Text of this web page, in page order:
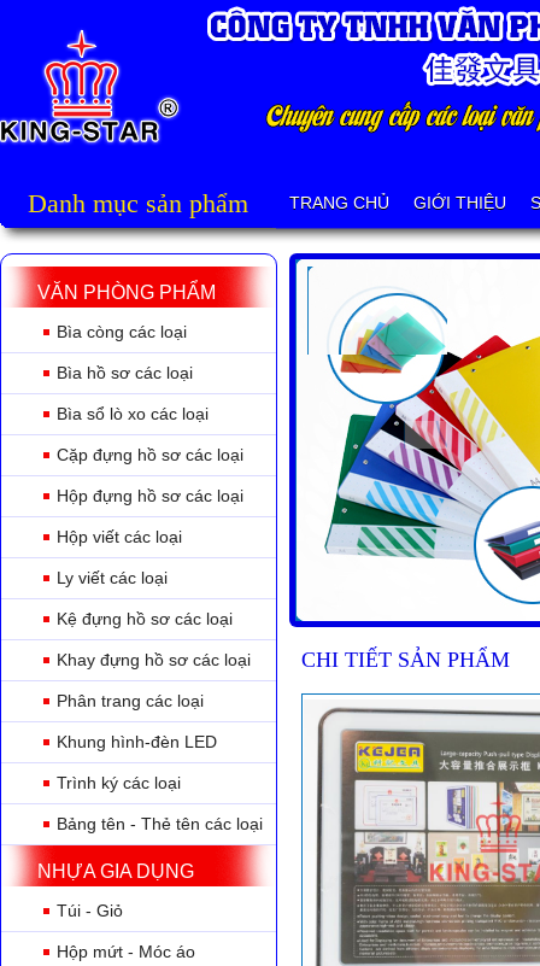
Danh mục sản phẩm TRANG CHỦ GIỚI THIỆU
VĂN PHÒNG PHẨM
Bìa còng các loại
Bìa hồ sơ các loại
Bìa sổ lò xo các loại
Cặp đựng hồ sơ các loại
Hộp đựng hồ sơ các loại
Hộp viết các loại
Ly viết các loại
Kệ đựng hồ sơ các loại
Khay đựng hồ sơ các loại
Phân trang các loại
Khung hình-đèn LED
Trình ký các loại
Bảng tên - Thẻ tên các loại
NHỰA GIA DỤNG
Túi - Giỏ
Hộp mứt - Móc áo
CHI TIẾT SẢN PHẨM